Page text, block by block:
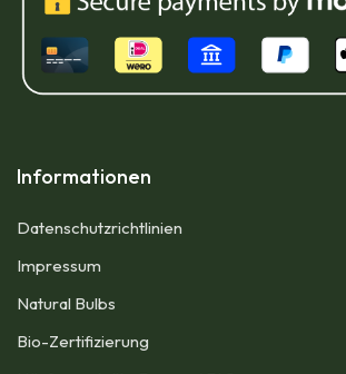
Informationen
Datenschutzrichtlinien
Impressum​
Natural Bulbs
Bio-Zertifizierung